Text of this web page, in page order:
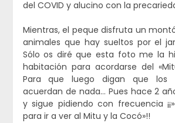
del COVID y alucino con la
Mientras, el peque disfruta un
animales que hay sueltos por el
Sólo os diré que esta foto me la
habitación para acordarse del
Para que luego digan que los
acuerdan de nada… Pues hace 2
y sigue pidiendo con frecuencia
para ir a ver al Mitu y la Cocó»!!